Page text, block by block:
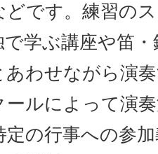
どです。練習の
で学ぶ講座や笛
あわせながら演
ールによって演
の行事への参